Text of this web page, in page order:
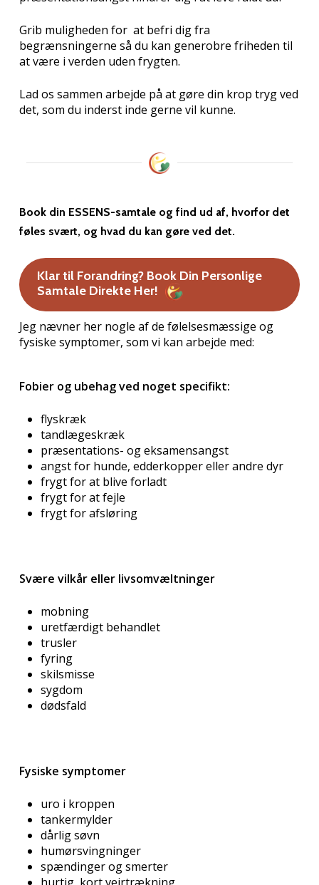
Grib muligheden for at befri dig fra
begrænsningerne så du kan generobre friheden til
at være i verden uden frygten.
Lad os sammen arbejde på at gøre din krop tryg ved
det, som du inderst inde gerne vil kunne.
Book din ESSENS-samtale og find ud af, hvorfor det
føles svært, og hvad du kan gøre ved det.
Klar til Forandring? Book Din Personlige
Samtale Direkte Her!
Jeg nævner her nogle af de følelsesmæssige og
fysiske symptomer, som vi kan arbejde med:
Fobier og ubehag ved noget specifikt:
flyskræk
tandlægeskræk
præsentations- og eksamensangst
angst for hunde, edderkopper eller andre dyr
frygt for at blive forladt
frygt for at fejle
frygt for afsløring
Svære vilkår eller livsomvæltninger
mobning
uretfærdigt behandlet
trusler
fyring
skilsmisse
sygdom
dødsfald
Fysiske symptomer
uro i kroppen
tankermylder
dårlig søvn
humørsvingninger
spændinger og smerter